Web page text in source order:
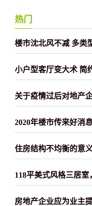
热门
楼市沈北风不减 多类
小户型客厅变大术 简
关于疫情过后对地产
2020年楼市传来好消
住房结构不均衡的意义
118平美式风格三居
房地产企业应为业主